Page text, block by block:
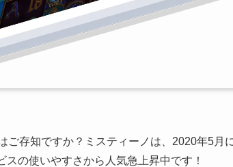
ご存知ですか？ ミスティーノは、2020年5月
の使いやすさから人気急上昇中です！